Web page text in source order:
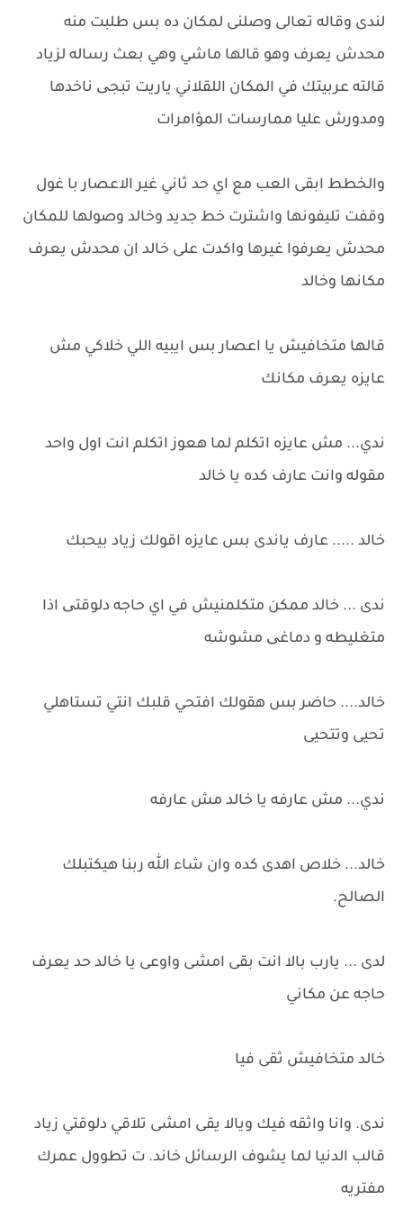
لندى وقاله تعالى وصلنى لمكان ده بس طلبت منه
محدش يعرف وهو قالها ماشي وهي بعث رساله لزياد
قالته عربيتك في المكان اللقلاني ياريت تبجی ناخدها
ومدورش عليا ممارسات المؤامرات
والخطط ابقى العب مع اي حد ثاني غير الاعصار با غول
وقفت تليفونها واشترت خط جديد وخالد وصولها للمكان
محدش يعرفوا غيرها واكدت على خالد ان محدش يعرف
مكانها وخالد
قالها متخافيش يا اعصار بس ايبيه اللي خلاكي مش
عايزه يعرف مكانك
ندي... مش ​​عايزه اتكلم لما هعوز اتكلم انت اول واحد
مقوله وانت عارف كده يا خالد
خالد ..... عارف ياندى بس عايزه اقولك زياد بيحبك
ندى ... خالد ممكن متكلمنيش في اي حاجه دلوقتی اذا
متغليطه و دماغی مشوشه
خالد.... حاضر بس هقولك افتحي قلبك انتي تستاهلي
تحيى وتتحيى
ندي... مش ​​عارفه يا خالد مش عارفه
خالد... خلاص اهدى كده وان شاء الله ربنا هيكتبلك
الصالح.
لدى ... يارب بالا انت بقى امشى واوعى يا خالد حد يعرف
حاجه عن مكاني
خالد متخافيش ثقى فيا
ندى. وانا واثقه فيك ويالا يقى امشى تلاقي دلوقتي زياد
قالب الدنيا لما يشوف الرسائل خاند. ت تطوول عمرك
مفتريه